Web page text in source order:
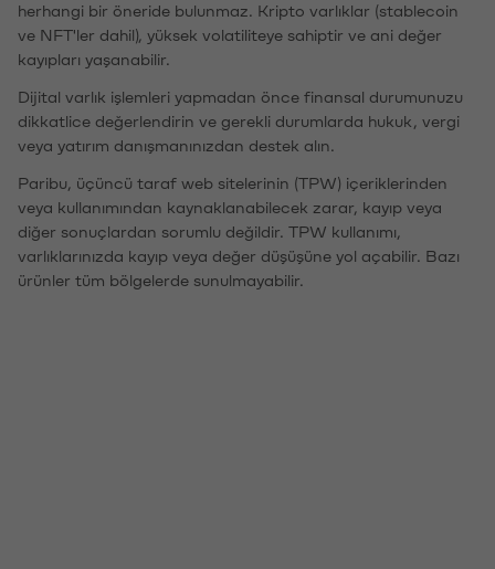
herhangi bir öneride bulunmaz. Kripto varlıklar (stablecoin
ve NFT'ler dahil), yüksek volatiliteye sahiptir ve ani değer
kayıpları yaşanabilir.
Dijital varlık işlemleri yapmadan önce finansal durumunuzu
dikkatlice değerlendirin ve gerekli durumlarda hukuk, vergi
veya yatırım danışmanınızdan destek alın.
Paribu, üçüncü taraf web sitelerinin (TPW) içeriklerinden
veya kullanımından kaynaklanabilecek zarar, kayıp veya
diğer sonuçlardan sorumlu değildir. TPW kullanımı,
varlıklarınızda kayıp veya değer düşüşüne yol açabilir. Bazı
ürünler tüm bölgelerde sunulmayabilir.